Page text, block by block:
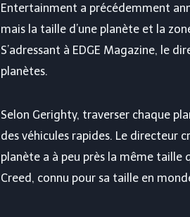
Entertainment a précédemment
mais la taille d’une planète et la
S’adressant à EDGE Magazine, le
planètes.
Selon Gerighty, traverser chaque
des véhicules rapides. Le directeur
planète a à peu près la même taille
Creed, connu pour sa taille en